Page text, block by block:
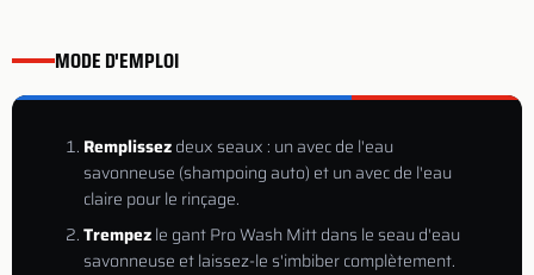
MODE D'EMPLOI
Remplissezdeux seaux : un avec de l'eau
savonneuse (shampoing auto) et un avec de l'eau
claire pour le rinçage.
Trempezle gant Pro Wash Mitt dans le seau d'eau
savonneuse et laissez-le s'imbiber complètement.